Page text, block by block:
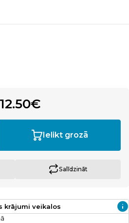
12.50€
Ielikt grozā
Salīdzināt
krājumi veikalos